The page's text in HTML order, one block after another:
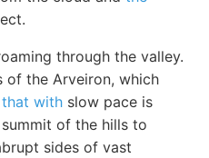
through the valley.
of the Arveiron, which
that with slow pace is
of the hills to
sides of vast